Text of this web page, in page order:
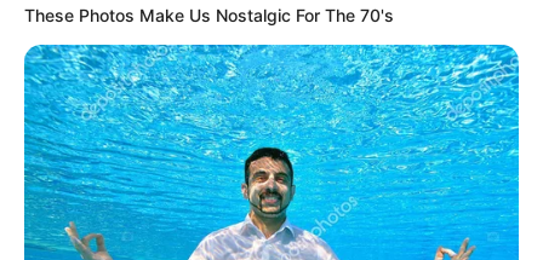
These Photos Make Us Nostalgic For The 70's